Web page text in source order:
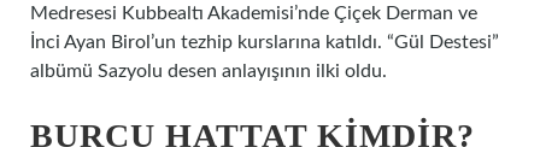
Medresesi Kubbealtı Akademisi’nde Çiçek Derman ve
İnci Ayan Birol’un tezhip kurslarına katıldı. “Gül Destesi”
albümü Sazyolu desen anlayışının ilki oldu.
BURCU HATTAT KIMDIR?